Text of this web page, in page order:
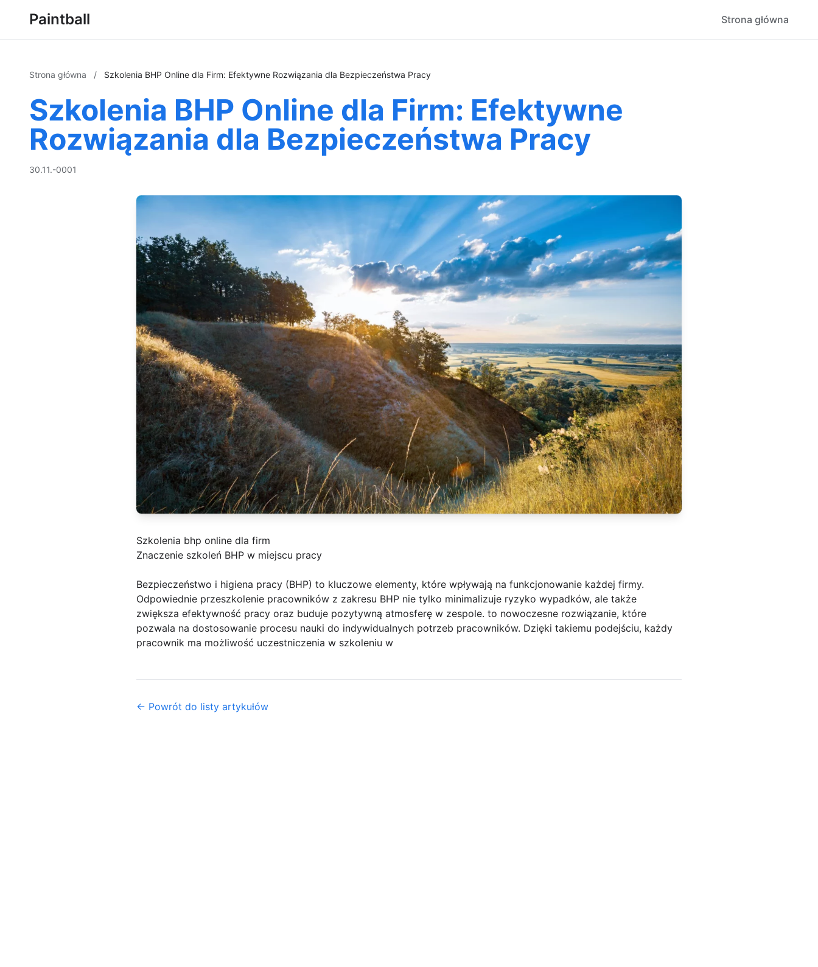
Paintball Strona główna
Strona główna / Szkolenia BHP Online dla Firm: Efektywne Rozwiązania dla Bezpieczeństwa Pracy
Szkolenia BHP Online dla Firm: Efektywne
Rozwiązania dla Bezpieczeństwa Pracy
30.11.-0001
Szkolenia bhp online dla firm
Znaczenie szkoleń BHP w miejscu pracy
Bezpieczeństwo i higiena pracy (BHP) to kluczowe elementy, które wpływają na funkcjonowanie każdej firmy.
Odpowiednie przeszkolenie pracowników z zakresu BHP nie tylko minimalizuje ryzyko wypadków, ale także
zwiększa efektywność pracy oraz buduje pozytywną atmosferę w zespole. to nowoczesne rozwiązanie, które
pozwala na dostosowanie procesu nauki do indywidualnych potrzeb pracowników. Dzięki takiemu podejściu, każdy
pracownik ma możliwość uczestniczenia w szkoleniu w
← Powrót do listy artykułów